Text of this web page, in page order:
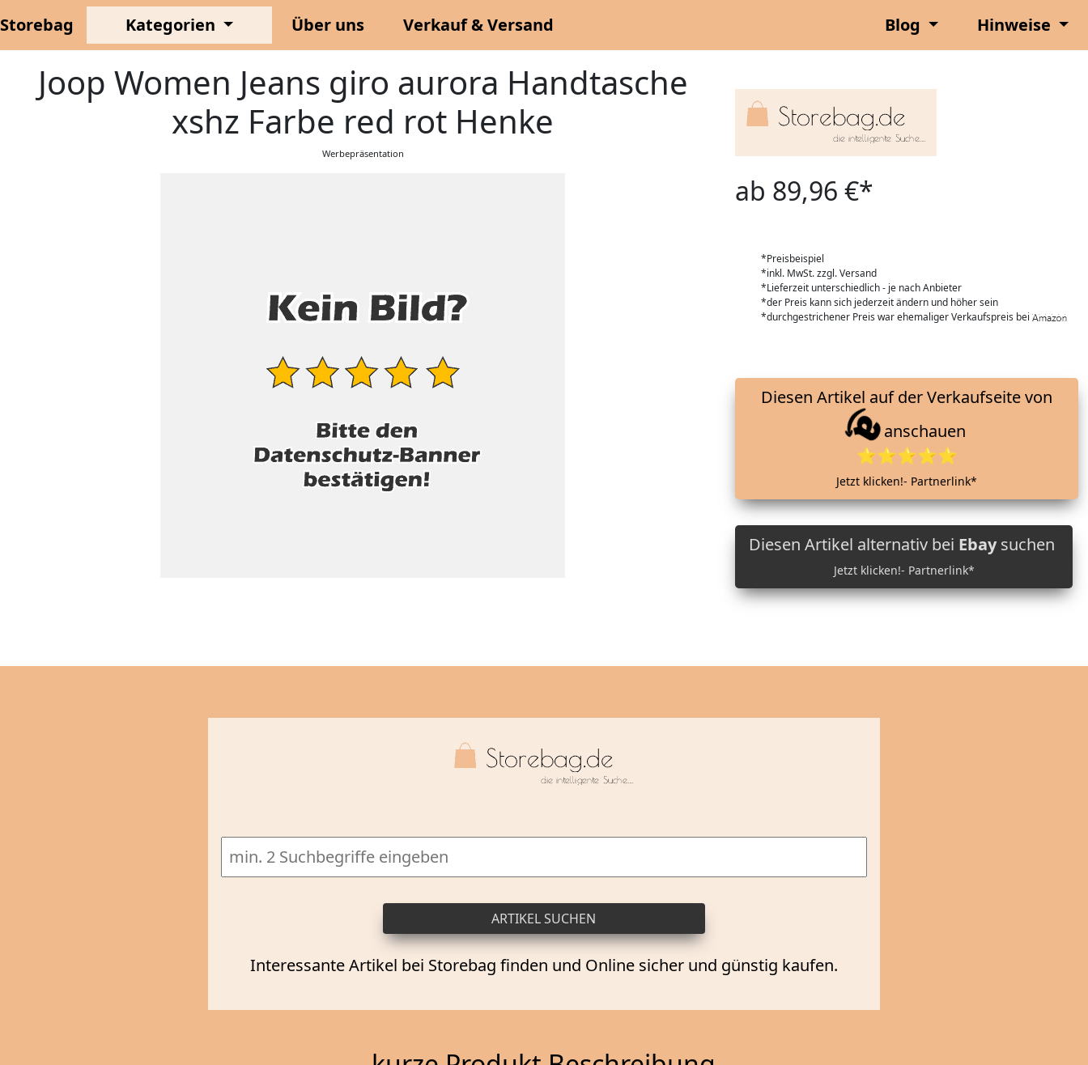
Storebag Kategorien Über uns Verkauf & Versand Blog Hinweise
Joop Women Jeans giro aurora Handtasche
xshz Farbe red rot Henke
Werbepräsentation
ab 89,96 €*
*Preisbeispiel
*inkl. MwSt. zzgl. Versand
*Lieferzeit unterschiedlich - je nach Anbieter
*der Preis kann sich jederzeit ändern und höher sein
*durchgestrichener Preis war ehemaliger Verkaufspreis bei
anschauen
⭐⭐⭐⭐⭐
Jetzt klicken!- Partnerlink*
Diesen Artikel alternativ bei Ebaysuchen
Jetzt klicken!- Partnerlink*
Interessante Artikel bei Storebag finden und Online sicher und günstig kaufen.